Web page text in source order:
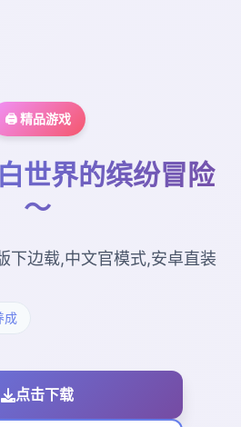
🖨️ 精品游戏
世界的缤纷冒险
～
下边载,中文官模式,安卓直装
成
点击下载